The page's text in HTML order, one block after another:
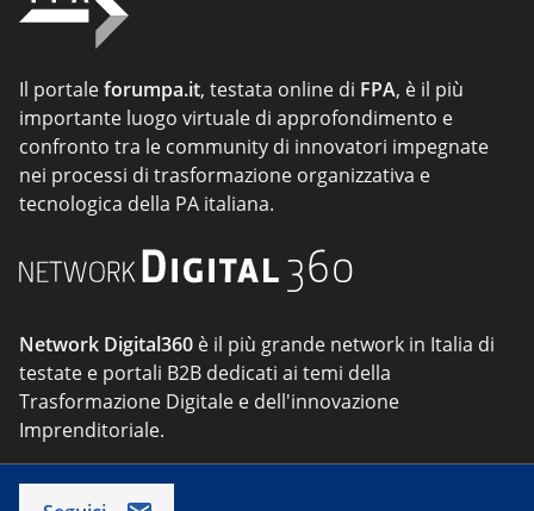
Il portaleforumpa.it, testata online di FPA, è il più
importante luogo virtuale di approfondimento e
confronto tra le community di innovatori impegnate
nei processi di trasformazione organizzativa e
tecnologica della PA italiana.
Network Digital360 è il più grande network in Italia di
testate e portali B2B dedicati ai temi della
Trasformazione Digitale e dell'innovazione
Imprenditoriale.